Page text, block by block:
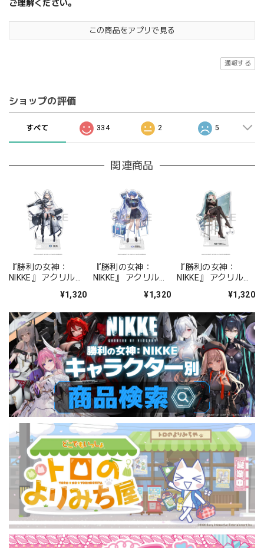
ご理解ください。
この商品をアプリで見る
通報する
ショップの評価
すべて 334 2 5
関連商品
『勝利の女神：
NIKKE』 アクリルス
¥1,320
『勝利の女神：
NIKKE』 アクリルス
ォーチュンメイト
¥1,320
『勝利の女神：
NIKKE』 アクリルス
シャープレッスン
¥1,320